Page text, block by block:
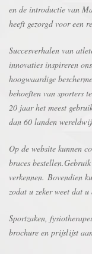
en de introductie van
heeft gezorgd voor een
Succesverhalen van
innovaties inspireren
hoogwaardige
behoeften van sporters
20 jaar het meest
dan 60 landen
Op de website kunnen
braces
verkennen. Bovendien
zodat u zeker weet dat
Sportzaken,
brochure en prijslijst